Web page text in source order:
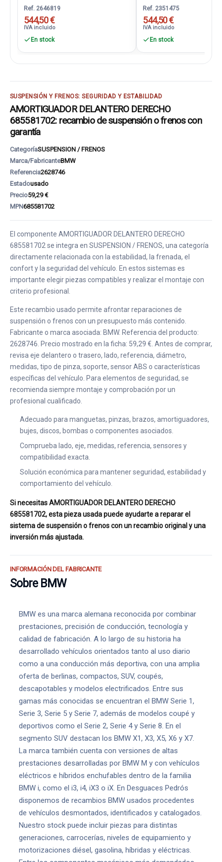
Ref. 2646819
544,50 €
IVA incluido
En stock
Ref. 2351475
544,50 €
IVA incluido
En stock
SUSPENSIÓN Y FRENOS: SEGURIDAD Y ESTABILIDAD
AMORTIGUADOR DELANTERO DERECHO
685581702: recambio de suspensión o frenos con
garantía
CategoríaSUSPENSION / FRENOS
Marca/FabricanteBMW
Referencia2628746
Estadousado
Precio59,29 €
MPN685581702
El componente AMORTIGUADOR DELANTERO DERECHO
685581702 se integra en SUSPENSION / FRENOS, una categoría
directamente relacionada con la estabilidad, la frenada, el
confort y la seguridad del vehículo. En estos sistemas es
importante elegir piezas compatibles y realizar el montaje con
criterio profesional.
Este recambio usado permite afrontar reparaciones de
suspensión o frenos con un presupuesto más contenido.
Fabricante o marca asociada: BMW. Referencia del producto:
2628746. Precio mostrado en la ficha: 59,29 €. Antes de comprar,
revisa eje delantero o trasero, lado, referencia, diámetro,
medidas, tipo de pinza, soporte, sensor ABS o características
específicas del vehículo. Para elementos de seguridad, se
recomienda siempre montaje y comprobación por un
profesional cualificado.
Adecuado para manguetas, pinzas, brazos, amortiguadores,
bujes, discos, bombas o componentes asociados.
Comprueba lado, eje, medidas, referencia, sensores y
compatibilidad exacta.
Solución económica para mantener seguridad, estabilidad y
comportamiento del vehículo.
Si necesitas AMORTIGUADOR DELANTERO DERECHO
685581702, esta pieza usada puede ayudarte a reparar el
sistema de suspensión o frenos con un recambio original y una
inversión más ajustada.
INFORMACIÓN DEL FABRICANTE
Sobre BMW
BMW es una marca alemana reconocida por combinar
prestaciones, precisión de conducción, tecnología y
calidad de fabricación. A lo largo de su historia ha
desarrollado vehículos orientados tanto al uso diario
como a una conducción más deportiva, con una amplia
oferta de berlinas, compactos, SUV, coupés,
descapotables y modelos electrificados. Entre sus
gamas más conocidas se encuentran el BMW Serie 1,
Serie 3, Serie 5 y Serie 7, además de modelos coupé y
deportivos como el Serie 2, Serie 4 y Serie 8. En el
segmento SUV destacan los BMW X1, X3, X5, X6 y X7.
La marca también cuenta con versiones de altas
prestaciones desarrolladas por BMW M y con vehículos
eléctricos e híbridos enchufables dentro de la familia
BMW i, como el i3, i4, iX3 o iX. En Desguaces Pedrós
disponemos de recambios BMW usados procedentes
de vehículos desmontados, identificados y catalogados.
Nuestro stock puede incluir piezas para distintas
generaciones, carrocerías, niveles de equipamiento y
motorizaciones diésel, gasolina, híbridas y eléctricas.